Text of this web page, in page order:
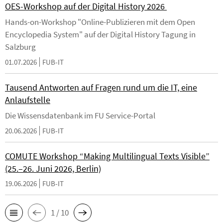
OES-Workshop auf der Digital History 2026
Hands-on-Workshop "Online-Publizieren mit dem Open
Encyclopedia System" auf der Digital History Tagung in
Salzburg
01.07.2026 FUB-IT
Tausend Antworten auf Fragen rund um die IT, eine
Anlaufstelle
Die Wissensdatenbank im FU Service-Portal
20.06.2026 FUB-IT
COMUTE Workshop “Making Multilingual Texts Visible”
(25.–26. Juni 2026, Berlin)
19.06.2026 FUB-IT
1 / 10